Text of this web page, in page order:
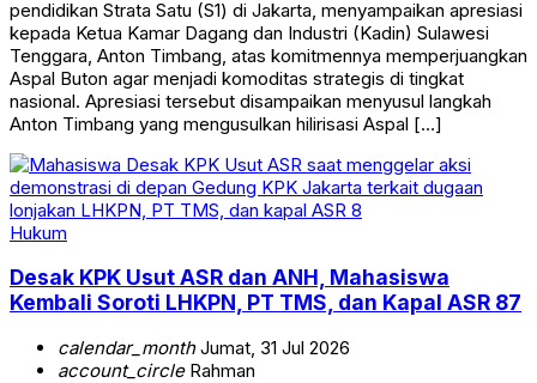
pendidikan Strata Satu (S1) di Jakarta, menyampaikan apresiasi
kepada Ketua Kamar Dagang dan Industri (Kadin) Sulawesi
Tenggara, Anton Timbang, atas komitmennya memperjuangkan
Aspal Buton agar menjadi komoditas strategis di tingkat
nasional. Apresiasi tersebut disampaikan menyusul langkah
Anton Timbang yang mengusulkan hilirisasi Aspal […]
Hukum
Desak KPK Usut ASR dan ANH, Mahasiswa
Kembali Soroti LHKPN, PT TMS, dan Kapal ASR 87
calendar_monthJumat, 31 Jul 2026
account_circleRahman